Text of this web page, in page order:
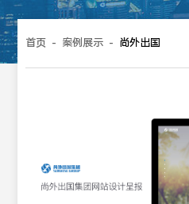
首页 - 案例展示 - 尚外出国